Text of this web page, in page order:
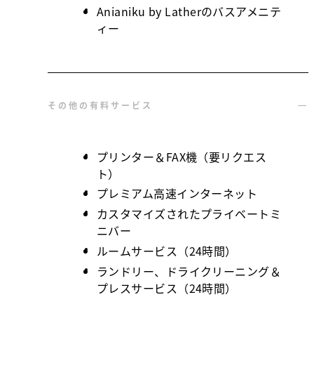
Anianiku by Latherのバスアメニテ
ィー
その他の有料サービス
プリンター＆FAX機（要リクエス
ト）
プレミアム高速インターネット
カスタマイズされたプライベートミ
ニバー
ルームサービス（24時間）
ランドリー、ドライクリーニング＆
プレスサービス（24時間）